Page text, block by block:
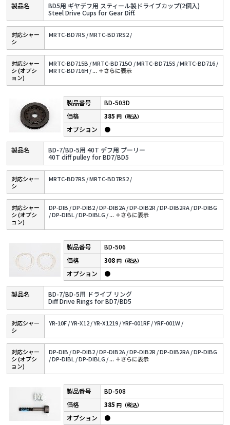
BD5用 ギヤデフ用 スティール製ドライブカップ(2個入)
Steel Drive Cups for Gear Diff.
対応シャー
シ
MRTC-BD7RS /MRTC-BD7RS2 /
対応シャー
シ (オプシ
ョン)
MRTC-BD715B /MRTC-BD715O /MRTC-BD715S /MRTC-BD716 /
MRTC-BD716H /... ＋さらに表⽰
BD-503D
BD-7/BD-5用 40T デフ用 プーリー
40T diff pulley for BD7/BD5
385円（税込）
●
対応シャー
シ
MRTC-BD7RS /MRTC-BD7RS2 /
対応シャー
シ (オプシ
ョン)
DP-DIB /DP-DIB2 /DP-DIB2A /DP-DIB2R /DP-DIB2RA /DP-DIBG
/DP-DIBL /DP-DIBLG /... ＋さらに表⽰
BD-506
BD-7/BD-5用 ドライブ リング
Diff Drive Rings for BD7/BD5
308円（税込）
●
対応シャー
シ
YR-10F /YR-X12 /YR-X1219 /YRF-001RF /YRF-001W /
対応シャー
シ (オプシ
ョン)
DP-DIB /DP-DIB2 /DP-DIB2A /DP-DIB2R /DP-DIB2RA /DP-DIBG
/DP-DIBL /DP-DIBLG /... ＋さらに表⽰
BD-508
385円（税込）
●